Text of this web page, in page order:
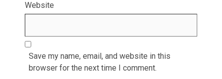
Website
Save my name, email, and website in this
browser for the next time I comment.